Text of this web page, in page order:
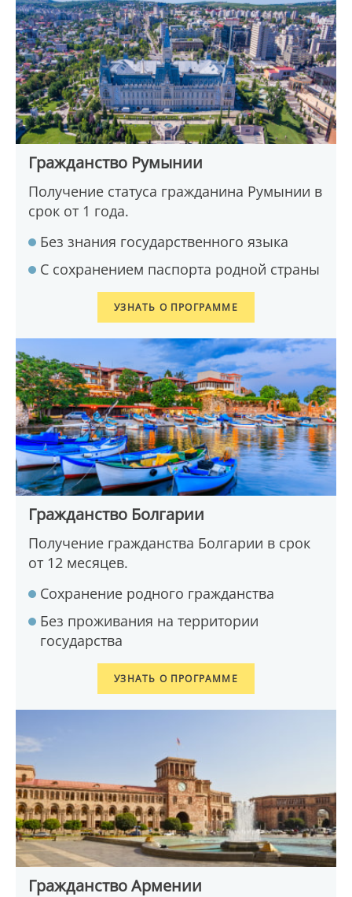
Гражданство Румынии
Получение статуса гражданина Румынии в
срок от 1 года.
Без знания государственного языка
С сохранением паспорта родной страны
УЗНАТЬ О ПРОГРАММЕ
Гражданство Болгарии
Получение гражданства Болгарии в срок
от 12 месяцев.
Сохранение родного гражданства
Без проживания на территории
государства
УЗНАТЬ О ПРОГРАММЕ
Гражданство Армении